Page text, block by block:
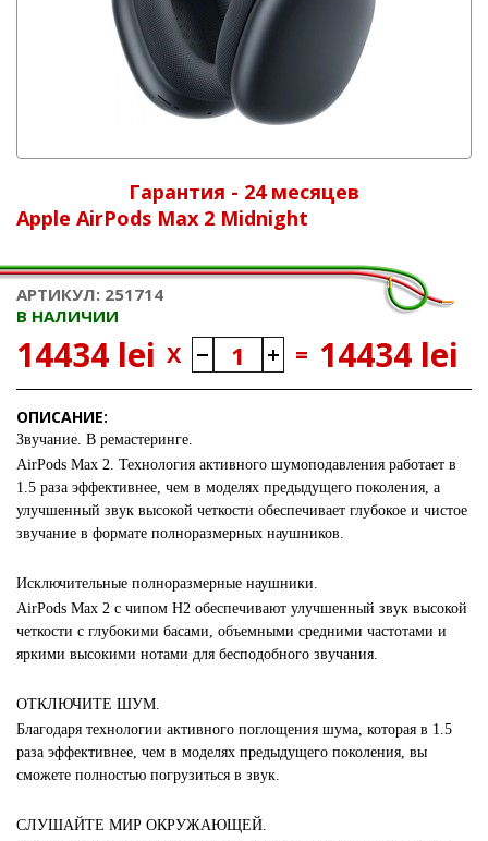
Гарантия - 24 месяцев
Apple AirPods Max 2 Midnight
АРТИКУЛ: 251714
В НАЛИЧИИ
14434 lei X = 14434 lei
ОПИСАНИЕ:
Звучание. В ремастеринге.
AirPods Max 2. Технология активного шумоподавления работает в
1.5 раза эффективнее, чем в моделях предыдущего поколения, а
улучшенный звук высокой четкости обеспечивает глубокое и чистое
звучание в формате полноразмерных наушников.
Исключительные полноразмерные наушники.
AirPods Max 2 с чипом H2 обеспечивают улучшенный звук высокой
четкости с глубокими басами, объемными средними частотами и
яркими высокими нотами для бесподобного звучания.
ОТКЛЮЧИТЕ ШУМ.
Благодаря технологии активного поглощения шума, которая в 1.5
раза эффективнее, чем в моделях предыдущего поколения, вы
сможете полностью погрузиться в звук.
СЛУШАЙТЕ МИР ОКРУЖАЮЩЕЙ.